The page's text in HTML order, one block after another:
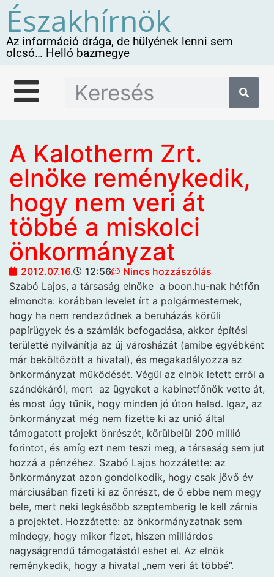
Északhírnök
Az információ drága, de hülyének lenni sem
olcsó… Helló bazmegye
A Kalotherm Zrt.
elnöke reménykedik,
hogy nem veri át
többé a miskolci
önkormányzat
2012.07.16. 12:56
Nincs hozzászólás
Szabó Lajos, a társaság elnöke a boon.hu-nak hétfőn
elmondta: korábban levelet írt a polgármesternek,
hogy ha nem rendeződnek a beruházás körüli
papírügyek és a számlák befogadása, akkor építési
területté nyilvánítja az új városházát (amibe egyébként
már beköltözött a hivatal), és megakadályozza az
önkormányzat működését. Végül az elnök letett erről a
szándékáról, mert az ügyeket a kabinetfőnök vette át,
és most úgy tűnik, hogy minden jó úton halad. Igaz, az
önkormányzat még nem fizette ki az unió által
támogatott projekt önrészét, körülbelül 200 millió
forintot, és amíg ezt nem teszi meg, a társaság sem jut
hozzá a pénzéhez. Szabó Lajos hozzátette: az
önkormányzat azon gondolkodik, hogy csak jövő év
márciusában fizeti ki az önrészt, de ő ebbe nem megy
bele, mert neki legkésőbb szeptemberig le kell zárnia
a projektet. Hozzátette: az önkormányzatnak sem
mindegy, hogy mikor fizet, hiszen milliárdos
nagyságrendű támogatástól eshet el. Az elnök
reménykedik, hogy a hivatal „nem veri át többé”.